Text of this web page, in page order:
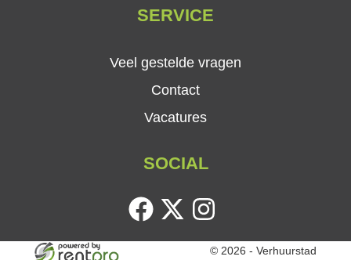
SERVICE
Veel gestelde vragen
Contact
Vacatures
SOCIAL
facebooktwitter
© 2026 - Verhuurstad